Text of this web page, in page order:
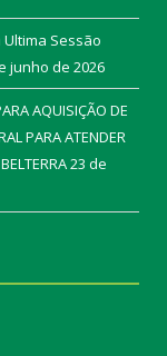
Sessão
junho de 2026
AQUISIÇÃO DE
PARA ATENDER
23 de